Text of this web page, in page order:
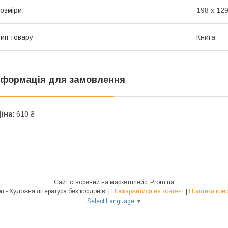
198 x
товару Книга
для замовлення
610 ₴
Сайт створений на маркетплейсі Prom.ua
Polyglot.Fiction - Художня література без кордонів! | Поскаржитися на контент | Політика
Select Language ▼